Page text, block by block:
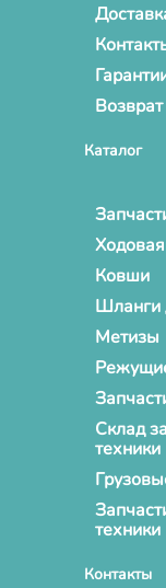
Каталог
Ковши
Шланги
Метизы
Склад
техники
техники
Контакты